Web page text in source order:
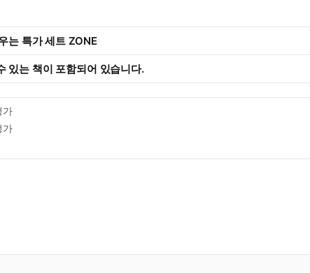
는 특가 세트 ZONE
있는 책이 포함되어 있습니다.
가
가